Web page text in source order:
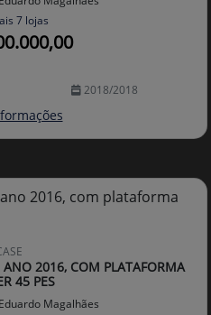
7 lojas
2018/2018
2016, COM PLATAFORMA
45 PES
Magalhães